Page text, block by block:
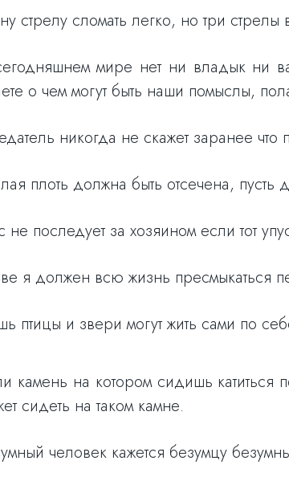
стрелу сломать легко, но три стрелы
мире нет ни владык ни
о чем могут быть наши помыслы,
никогда не скажет заранее что
плоть должна быть отсечена, пусть
не последует за хозяином если тот
я должен всю жизнь пресмыкаться
птицы и звери могут жить сами по
камень на котором сидишь катиться
сидеть на таком камне.
человек кажется безумцу